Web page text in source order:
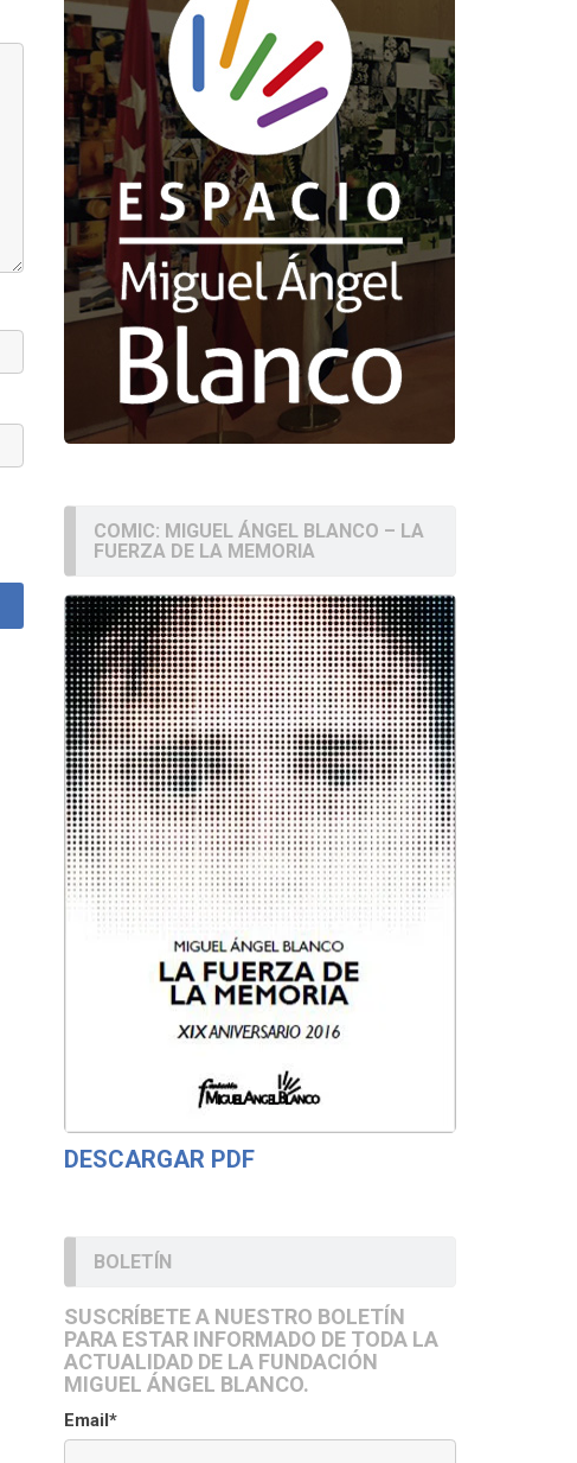
COMIC: MIGUEL ÁNGEL BLANCO – LA
FUERZA DE LA MEMORIA
DESCARGAR PDF
BOLETÍN
SUSCRÍBETE A NUESTRO BOLETÍN
PARA ESTAR INFORMADO DE TODA LA
ACTUALIDAD DE LA FUNDACIÓN
MIGUEL ÁNGEL BLANCO.
Email*